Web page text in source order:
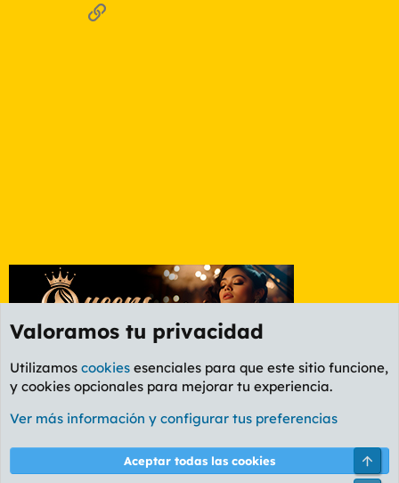
Enlace
Foro Deportes
Cookies
PL OLDSTYLE AMARILLO
Términos y reglas Política de privacidad Ayuda
Valoramos tu privacidad
Utilizamos cookies esenciales para que este sitio funcione,
y cookies opcionales para mejorar tu experiencia.
Ver más información y configurar tus preferencias
Aceptar todas las cookies